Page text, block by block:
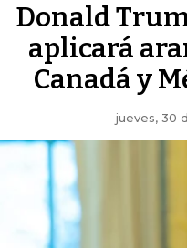
Donald
aplicará
Canadá y
jueves, 30